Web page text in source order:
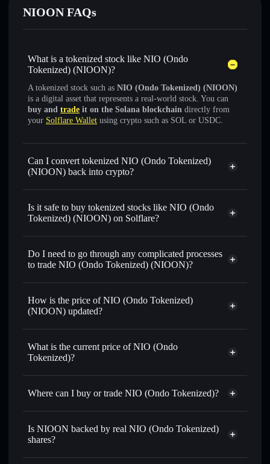
NIOON FAQs
What is a tokenized stock like NIO (Ondo
Tokenized) (NIOON)?
A tokenized stock such as NIO (Ondo Tokenized) (NIOON)
is a digital asset that represents a real-world stock. You can
buy and trade it on the Solana blockchain directly from
your Solflare Wallet using crypto such as SOL or USDC.
Can I convert tokenized NIO (Ondo Tokenized)
(NIOON) back into crypto?
NIO (Ondo Tokenized)
Is it safe to buy tokenized stocks like NIO (Ondo
Tokenized) (NIOON) on Solflare?
1:1 backed,
Do I need to go through any complicated processes
to trade NIO (Ondo Tokenized) (NIOON)?
How is the price of NIO (Ondo Tokenized)
(NIOON) updated?
NIO (Ondo Tokenized)
What is the current price of NIO (Ondo
Tokenized)?
NIO (Ondo Tokenized)
$4.74
Where can I buy or trade NIO (Ondo Tokenized)?
Is NIOON backed by real NIO (Ondo Tokenized)
shares?